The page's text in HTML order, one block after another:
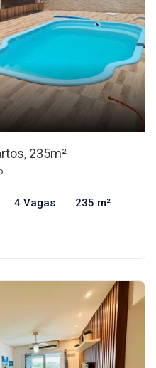
235m²
4 Vagas 235 m²